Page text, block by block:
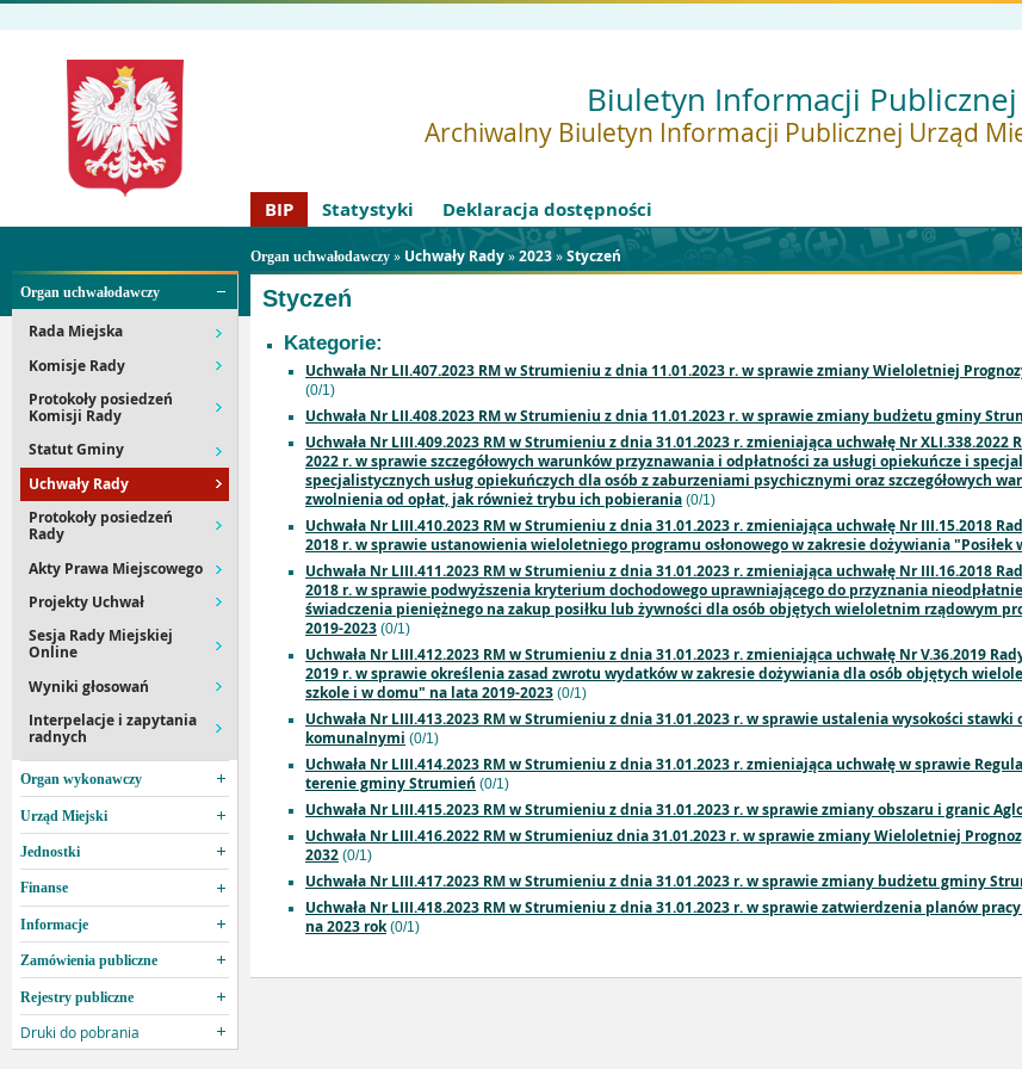
Biuletyn Informacji Publicznej
Archiwalny Biuletyn Informacji Publicznej Urząd
BIP Statystyki Deklaracja dostępności
Organ uchwałodawczy » Uchwały Rady»2023»Styczeń
Organ uchwałodawczy
Rada Miejska
Komisje Rady
Protokoły posiedzeń
Komisji Rady
Statut Gminy
Uchwały Rady
Protokoły posiedzeń
Rady
Akty Prawa Miejscowego
Projekty Uchwał
Sesja Rady Miejskiej
Online
Wyniki głosowań
Interpelacje i zapytania
radnych
Organ wykonawczy
Urząd Miejski
Jednostki
Finanse
Informacje
Zamówienia publiczne
Rejestry publiczne
Druki do pobrania
Styczeń
Kategorie:
Uchwała Nr LII.407.2023 RM w Strumieniu z dnia 11.01.2023 r. w sprawie zmiany Wieloletniej
(0/1)
Uchwała Nr LII.408.2023 RM w Strumieniu z dnia 11.01.2023 r. w sprawie zmiany budżetu gminy
Uchwała Nr LIII.409.2023 RM w Strumieniu z dnia 31.01.2023 r. zmieniająca uchwałę Nr
2022 r. w sprawie szczegółowych warunków przyznawania i odpłatności za usługi opiekuńcze i
specjalistycznych usług opiekuńczych dla osób z zaburzeniami psychicznymi oraz szczegółowych
zwolnienia od opłat, jak również trybu ich pobierania (0/1)
Uchwała Nr LIII.410.2023 RM w Strumieniu z dnia 31.01.2023 r. zmieniająca uchwałę Nr III.15.2018
2018 r. w sprawie ustanowienia wieloletniego programu osłonowego w zakresie dożywiania "Posiłek
Uchwała Nr LIII.411.2023 RM w Strumieniu z dnia 31.01.2023 r. zmieniająca uchwałę Nr III.16.2018
2018 r. w sprawie podwyższenia kryterium dochodowego uprawniającego do przyznania
świadczenia pieniężnego na zakup posiłku lub żywności dla osób objętych wieloletnim rządowym
2019-2023 (0/1)
Uchwała Nr LIII.412.2023 RM w Strumieniu z dnia 31.01.2023 r. zmieniająca uchwałę Nr V.36.2019
2019 r. w sprawie określenia zasad zwrotu wydatków w zakresie dożywiania dla osób objętych
szkole i w domu" na lata 2019-2023 (0/1)
Uchwała Nr LIII.413.2023 RM w Strumieniu z dnia 31.01.2023 r. w sprawie ustalenia wysokości
komunalnymi (0/1)
Uchwała Nr LIII.414.2023 RM w Strumieniu z dnia 31.01.2023 r. zmieniająca uchwałę w sprawie
terenie gminy Strumień (0/1)
Uchwała Nr LIII.415.2023 RM w Strumieniu z dnia 31.01.2023 r. w sprawie zmiany obszaru i granic
Uchwała Nr LIII.416.2022 RM w Strumieniuz dnia 31.01.2023 r. w sprawie zmiany Wieloletniej
2032 (0/1)
Uchwała Nr LIII.417.2023 RM w Strumieniu z dnia 31.01.2023 r. w sprawie zmiany budżetu gminy
Uchwała Nr LIII.418.2023 RM w Strumieniu z dnia 31.01.2023 r. w sprawie zatwierdzenia planów
na 2023 rok(0/1)